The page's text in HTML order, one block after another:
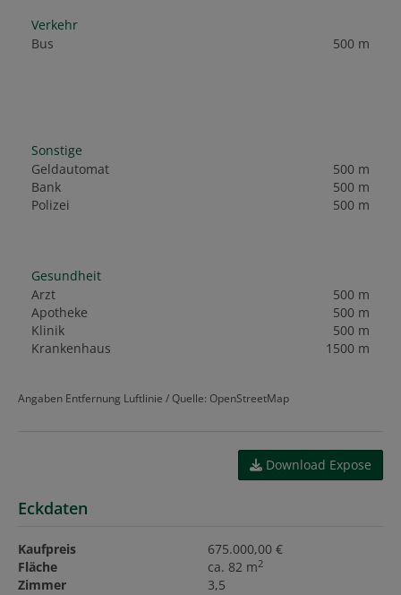
Verkehr
Bus
500 m
Sonstige
Geldautomat
500 m
Bank
500 m
Polizei
500 m
Gesundheit
Arzt
500 m
Apotheke
500 m
Klinik
500 m
Krankenhaus
1500 m
Angaben Entfernung Luftlinie / Quelle: OpenStreetMap
Download Expose
Eckdaten
Kaufpreis
675.000,00 €
Fläche
ca. 82 m2
Zimmer 3,5